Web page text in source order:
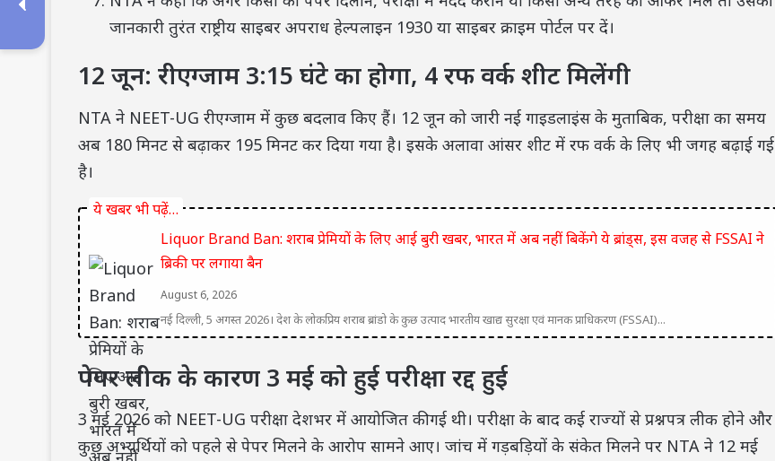
जानकारी तुरंत राष्ट्रीय साइबर अपराध हेल्पलाइन 1930 या साइबर क्राइम पोर्टल पर दें।
12 जून: रीएग्‍जाम 3:15 घंटे का होगा, 4 रफ वर्क शीट मिलेंगी
NTA ने NEET-UG रीएग्‍जाम में कुछ बदलाव किए हैं। 12 जून को जारी नई गाइडलाइंस के मुताबिक, परीक्षा का समय
अब 180 मिनट से बढ़ाकर 195 मिनट कर दिया गया है। इसके अलावा आंसर शीट में रफ वर्क के लिए भी जगह बढ़ाई गई
है।
ये खबर भी पढ़ें…
Liquor Brand Ban: शराब प्रेमियों के लिए आई बुरी खबर, भारत में अब नहीं बिकेंगे ये ब्रांड्स, इस वजह से FSSAI ने
ब्रिकी पर लगाया बैन
August 6, 2026
नई दिल्ली, 5 अगस्त 2026। देश के लोकप्रिय शराब ब्रांडो के कुछ उत्पाद भारतीय खाद्य सुरक्षा एवं मानक प्राधिकरण (FSSAI)...
पेपर लीक के कारण 3 मई को हुई परीक्षा रद्द हुई
3 मई 2026 को NEET-UG परीक्षा देशभर में आयोजित की गई थी। परीक्षा के बाद कई राज्यों से प्रश्नपत्र लीक होने और
कुछ अभ्यर्थियों को पहले से पेपर मिलने के आरोप सामने आए। जांच में गड़बड़ियों के संकेत मिलने पर NTA ने 12 मई